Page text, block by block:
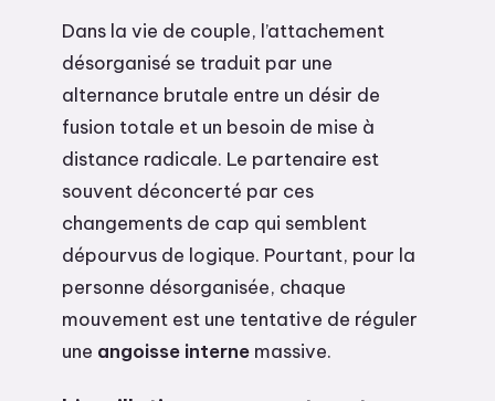
Dans la vie de couple, l’attachement
désorganisé se traduit par une
alternance brutale entre un désir de
fusion totale et un besoin de mise à
distance radicale. Le partenaire est
souvent déconcerté par ces
changements de cap qui semblent
dépourvus de logique. Pourtant, pour la
personne désorganisée, chaque
mouvement est une tentative de réguler
une angoisse interne massive.